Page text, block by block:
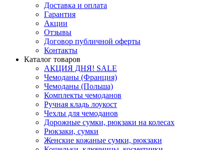
Доставка и оплата
Гарантия
Акции
Отзывы
Договор публичной оферты
Контакты
Каталог товаров
АКЦИЯ ДНЯ! SALE
Чемоданы (Франция)
Чемоданы (Польша)
Комплекты чемоданов
Ручная кладь лоукост
Чехлы для чемоданов
Дорожные сумки, рюкзаки на колесах
Рюкзаки, сумки
Женские кожаные сумки, рюкзаки